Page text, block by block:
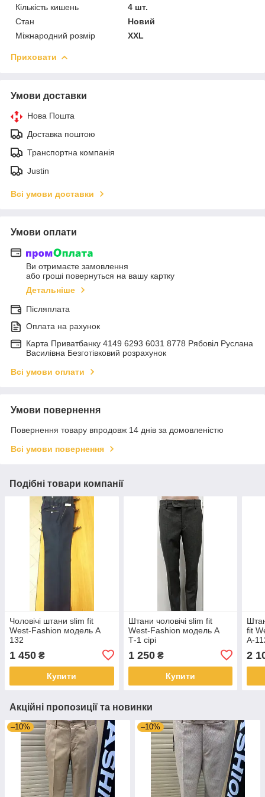
Кількість кишень
4 шт.
Стан
Новий
Міжнародний розмір
XXL
Приховати
Умови доставки
Нова Пошта
Доставка поштою
Транспортна компанія
Justin
Всі умови доставки
Умови оплати
Ви отримаєте замовлення
або гроші повернуться на вашу картку
Детальніше
Післяплата
Оплата на рахунок
Карта Приватбанку 4149 6293 6031 8778 Рябовіл Руслана
Василівна Безготівковий розрахунок
Всі умови оплати
Умови повернення
Повернення товару впродовж 14 днів за домовленістю
Всі умови повернення
Подібні товари компанії
Чоловічі штани slim fit
West-Fashion модель А
132
1 450 ₴
Купити
Штани чоловічі slim fit
West-Fashion модель А
Т-1 сірі
1 250₴
Купити
fit
А-
2
Акційні пропозиції та новинки
–10% –10%